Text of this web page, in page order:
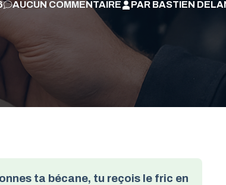
AUCUN COMMENTAIRE PAR BASTIEN
ta bécane, tu reçois le fric en